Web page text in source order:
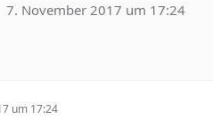
7. November 2017 um 17:24
um 17:24